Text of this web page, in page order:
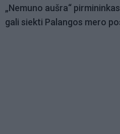
„Nemuno aušra“
gali siekti Palangos mero